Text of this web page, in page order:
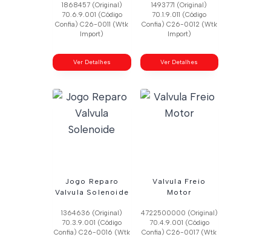
1868457 (Original)
70.6.9.001 (Código
Confia) C26-0011 (Wtk
Import)
Ver Detalhes
1493771 (Original)
70.1.9.011 (Código
Confia) C26-0012 (Wtk
Import)
Ver Detalhes
Jogo Reparo
Valvula Solenoide
1364636 (Original)
70.3.9.001 (Código
Confia) C26-0016 (Wtk
Valvula Freio
Motor
4722500000 (Original)
70.4.9.001 (Código
Confia) C26-0017 (Wtk